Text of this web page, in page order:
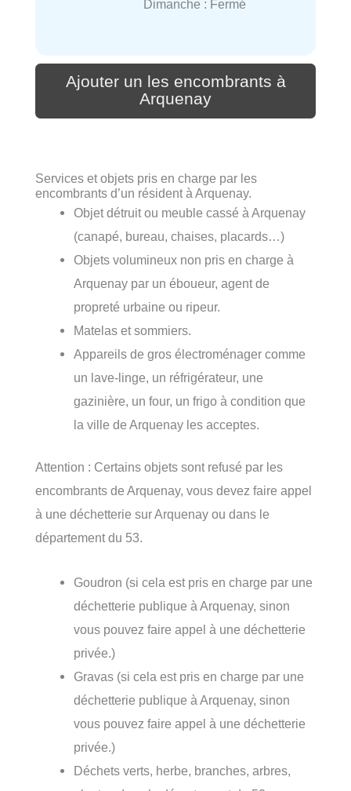
Dimanche : Fermé
Ajouter un les encombrants à
Arquenay
Services et objets pris en charge par les
encombrants d’un résident à Arquenay.
Objet détruit ou meuble cassé à Arquenay
(canapé, bureau, chaises, placards…)
Objets volumineux non pris en charge à
Arquenay par un éboueur, agent de
propreté urbaine ou ripeur.
Matelas et sommiers.
Appareils de gros électroménager comme
un lave-linge, un réfrigérateur, une
gazinière, un four, un frigo à condition que
la ville de Arquenay les acceptes.
Attention : Certains objets sont refusé par les
encombrants de Arquenay, vous devez faire appel
à une déchetterie sur Arquenay ou dans le
département du 53.
Goudron (si cela est pris en charge par une
déchetterie publique à Arquenay, sinon
vous pouvez faire appel à une déchetterie
privée.)
Gravas (si cela est pris en charge par une
déchetterie publique à Arquenay, sinon
vous pouvez faire appel à une déchetterie
privée.)
Déchets verts, herbe, branches, arbres,